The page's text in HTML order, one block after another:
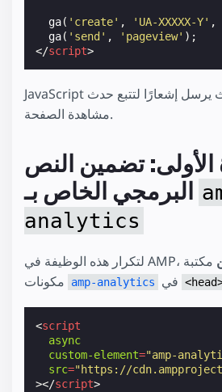
ga( 'create' , 'UA-XXXXX-Y' ,
ga( 'send' , 'pageview' );
</script>
JavaScript هذا بسيط للغاية؛ حيث يرسل إشعارًا لتتبع حدث
مشاهدة الصفحة.
تضمين النص
analytics
مكتبة
amp-analytics
<script
async
custom-element="amp-
src="https://
></script>